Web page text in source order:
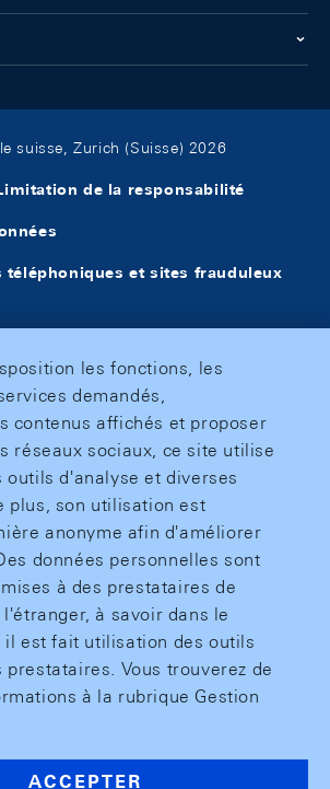
suisse, Zurich (Suisse) 2026
de la responsabilité
téléphoniques et sites frauduleux
les fonctions, les
demandés,
contenus affichés et proposer
réseaux sociaux, ce site utilise
outils d'analyse et diverses
plus, son utilisation est
anonyme afin d'améliorer
données personnelles sont
à des prestataires de
à savoir dans le
il est fait utilisation des outils
prestataires. Vous trouverez de
à la rubrique Gestion
ACCEPTER